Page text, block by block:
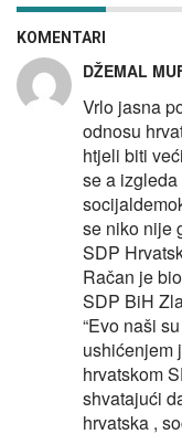
KOMENTARI
DŽEMAL
Vrlo jasna
odnosu
htjeli biti
se a
se niko nije
SDP
Račan je
SDP BiH
“Evo naši
ushićenjem
hrvatskom
shvatajući
hrvatska ,